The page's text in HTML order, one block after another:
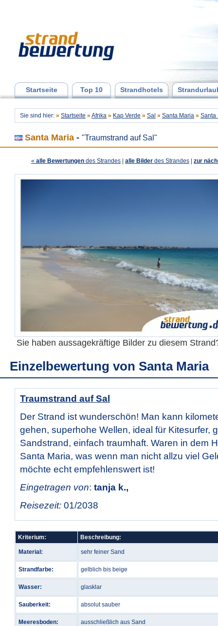
Startseite Top 10 Strandhotels
Sie sind hier: » Startseite » Afrika » Kap Verde » Sal » Santa Maria » Santa
Santa Maria - "Traumstrand auf Sal"
« alle Bewertungen des Strandes alle Bilder des Strandes zur
Sie haben aussagekräftige Bilder zu diesem
Einzelbewertung von Santa Maria
Traumstrand auf Sal
Der Strand ist wunderschön! Man kann
gehen, superhohe Wellen, ideal für Kitesurfer,
Sandstrand, einfach traumhaft. Waren in dem
Santa Maria, was wenn man nicht allzu viel
möchte echt empfehlenswert ist!
Eingetragen von: tanja k.,
Reisezeit: 01/2038
Kriterium: Beschreibung:
Material: sehr feiner Sand
Strandfarbe: gelblich bis beige
Wasser: glasklar
Sauberkeit: absolut sauber
Meeresboden: ausschließlich aus Sand